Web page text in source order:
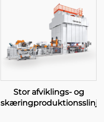
Stor afviklings- og
skæringproduktionsslinje